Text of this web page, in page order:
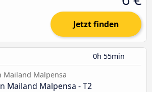
Jetzt finden
0h 55min
Mailand Malpensa
Mailand Malpensa - T2